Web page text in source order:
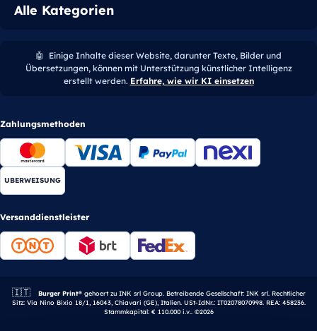
Alle Kategorien
🤖
Einige Inhalte dieser Website, darunter Texte, Bilder und
Übersetzungen, können mit Unterstützung künstlicher Intelligenz
erstellt werden. Erfahre, wie wir KI einsetzen
Zahlungsmethoden
UBERWEISUNG
Versanddienstleister
🇮🇹 Italienisches Unternehmen.
Burger Print®gehoert zu INK srl Group. Betreibende Gesellschaft: INK srl. Rechtlicher
Sitz: Via Nino Bixio 18/1, 16043, Chiavari (GE), Italien. USt-IdNr.: IT02078070998. REA: 458236.
Stammkapital: € 110.000 i.v.. ©2026